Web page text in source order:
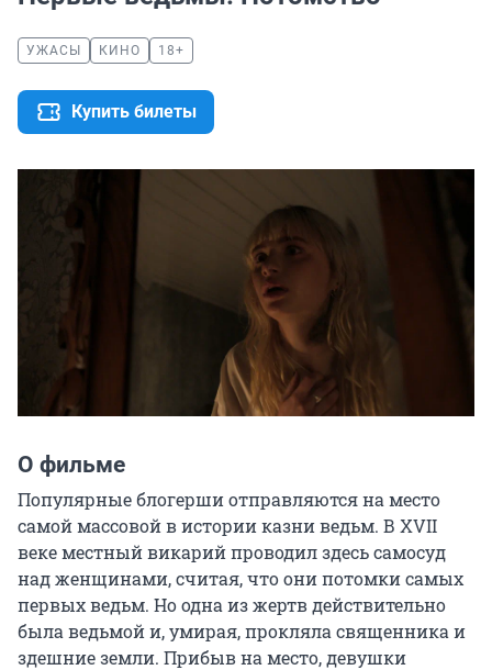
УЖАСЫ КИНО 18+
Купить билеты
О фильме
Популярные блогерши отправляются на место
самой массовой в истории казни ведьм. В XVII
веке местный викарий проводил здесь самосуд
над женщинами, считая, что они потомки самых
первых ведьм. Но одна из жертв действительно
была ведьмой и, умирая, прокляла священника и
здешние земли. Прибыв на место, девушки